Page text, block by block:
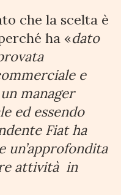
che la scelta è
ha «dato
e
manager
ed essendo
Fiat ha
un’approfondita
attività in